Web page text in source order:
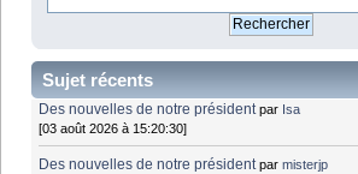
Sujet récents
Des nouvelles de notre président par Isa
[03 août 2026 à 15:20:30]
Des nouvelles de notre président parmisterjp